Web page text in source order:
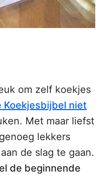
om zelf koekjes
Koekjesbijbel niet
Met maar liefst
lekkers
de slag te gaan.
de beginnende